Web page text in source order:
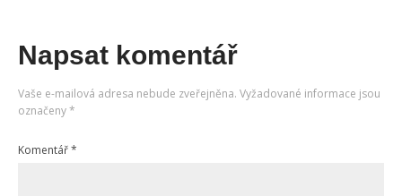
Napsat komentář
Vaše e-mailová adresa nebude zveřejněna. Vyžadované informace jsou
označeny*
Komentář*